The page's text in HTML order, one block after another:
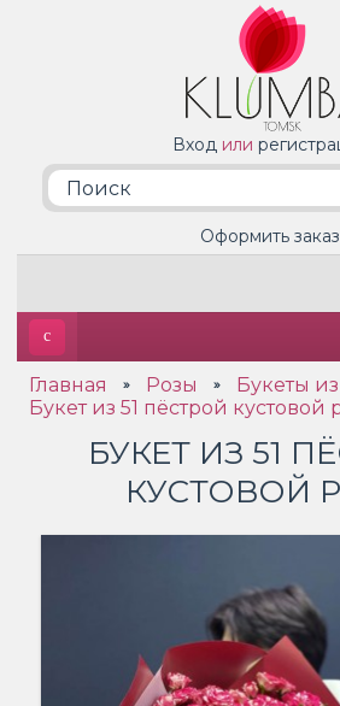
Вход или
Оформить заказ
Главная » Розы » Букеты
Букет из 51 пёстрой кустовой
БУКЕТ ИЗ 51
КУСТОВОЙ